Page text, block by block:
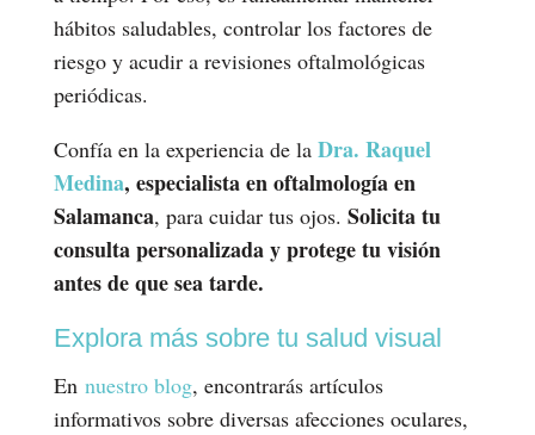
hábitos saludables, controlar los factores de
riesgo y acudir a revisiones oftalmológicas
periódicas.
Confía en la experiencia de laDra. Raquel
Medina, especialista en oftalmología en
Salamanca, para cuidar tus ojos. Solicita tu
consulta personalizada y protege tu visión
antes de que sea tarde.
Explora más sobre tu salud visual
En nuestro blog, encontrarás artículos
informativos sobre diversas afecciones oculares,